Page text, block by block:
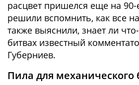
расцвет пришелся еще на
решили вспомнить, как все
также выяснили, знает ли
битвах известный
Губерниев.
Пила для механического